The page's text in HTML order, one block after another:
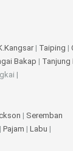
| Taiping |
Bakap | Tanjung
|
| Seremban
| Pajam | Labu |